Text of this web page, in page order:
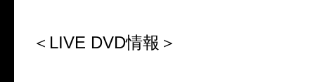
＜LIVE DVD情報＞